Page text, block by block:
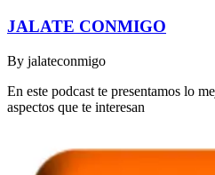
JALATE CONMIGO
By jalateconmigo
En este podcast te presentamos lo
aspectos que te interesan